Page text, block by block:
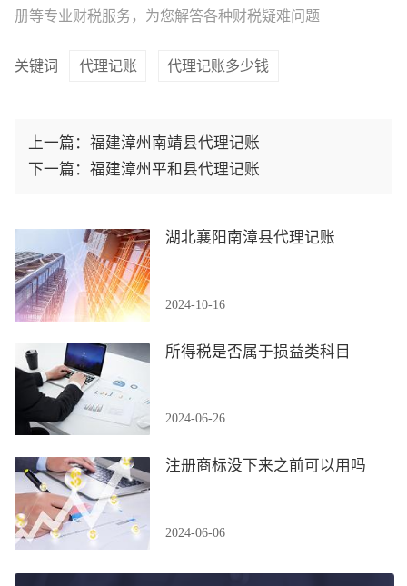
册等专业财税服务，为您解答各种财税疑难问题
关键词 代理记账 代理记账多少钱
上一篇：福建漳州南靖县代理记账
下一篇：福建漳州平和县代理记账
湖北襄阳南漳县代理记账
2024-10-16
所得税是否属于损益类科目
2024-06-26
注册商标没下来之前可以用吗
2024-06-06